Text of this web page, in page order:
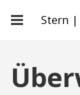
Stern